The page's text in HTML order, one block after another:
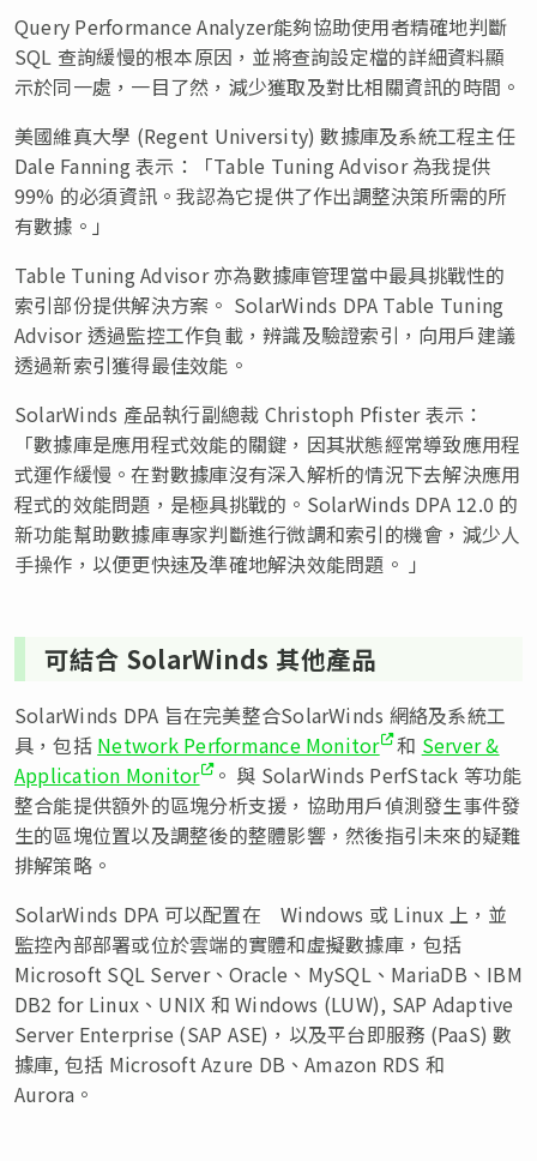
Query Performance Analyzer能夠協助使用者精確地判斷
SQL 查詢緩慢的根本原因，並將查詢設定檔的詳細資料顯
示於同一處，一目了然，減少獲取及對比相關資訊的時間。
美國維真大學 (Regent University) 數據庫及系統工程主任
Dale Fanning 表示：「Table Tuning Advisor 為我提供
99% 的必須資訊。我認為它提供了作出調整決策所需的所
有數據。」
Table Tuning Advisor 亦為數據庫管理當中最具挑戰性的
索引部份提供解決方案。 SolarWinds DPA Table Tuning
Advisor 透過監控工作負載，辨識及驗證索引，向用戶建議
透過新索引獲得最佳效能。
SolarWinds 產品執行副總裁 Christoph Pfister 表示：
「數據庫是應用程式效能的關鍵，因其狀態經常導致應用程
式運作緩慢。在對數據庫沒有深入解析的情況下去解決應用
程式的效能問題，是極具挑戰的。SolarWinds DPA 12.0 的
新功能幫助數據庫專家判斷進行微調和索引的機會，減少人
手操作，以便更快速及準確地解決效能問題。 」
可結合 SolarWinds 其他產品
SolarWinds DPA 旨在完美整合SolarWinds 網絡及系統工
具，包括 Network Performance Monitor 和 Server &
Application Monitor 。 與 SolarWinds PerfStack 等功能
整合能提供額外的區塊分析支援，協助用戶偵測發生事件發
生的區塊位置以及調整後的整體影響，然後指引未來的疑難
排解策略。
SolarWinds DPA 可以配置在 Windows 或 Linux 上，並
監控內部部署或位於雲端的實體和虛擬數據庫，包括
Microsoft SQL Server、Oracle、MySQL、MariaDB、IBM
DB2 for Linux、UNIX 和 Windows (LUW), SAP Adaptive
Server Enterprise (SAP ASE)，以及平台即服務 (PaaS) 數
據庫, 包括 Microsoft Azure DB、Amazon RDS 和
Aurora。